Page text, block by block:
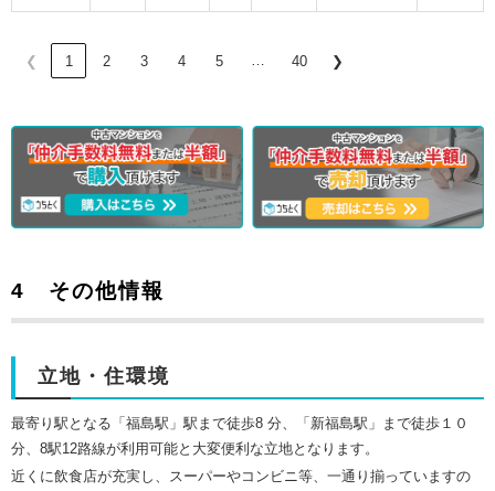
❮ 1 2 3 4 5 40 ❯
4 その他情報
立地・住環境
最寄り駅となる 「福島駅」駅まで徒歩8 分、「新福島駅」まで徒歩１０
分、8駅12路線が利用可能と大変便利な立地となります 。
近くに飲食店が充実し、
スーパーやコンビニ等、一通り揃っていますの